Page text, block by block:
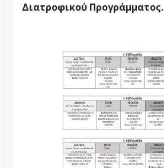
Διατροφικού Προγράμματος.